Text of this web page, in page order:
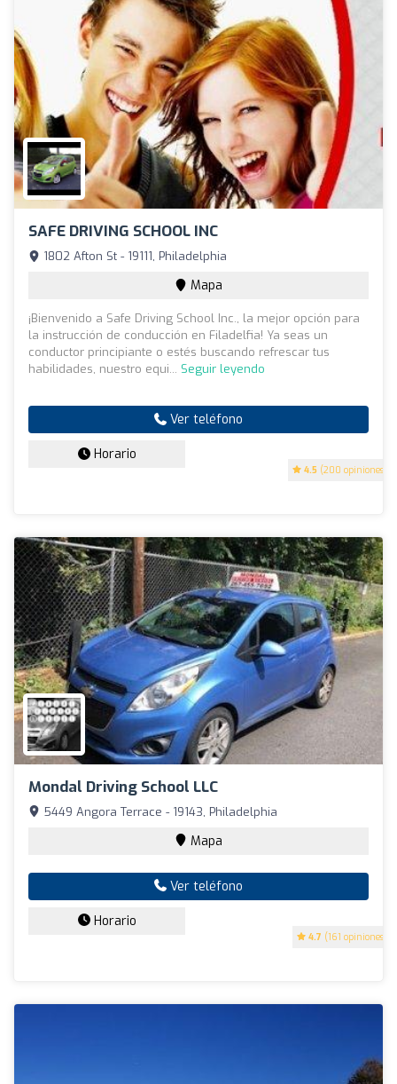
SAFE DRIVING SCHOOL INC
4.5 (200 opiniones)
1802 Afton St - 19111, Philadelphia
Mapa
¡Bienvenido a Safe Driving School Inc., la mejor opción para
la instrucción de conducción en Filadelfia! Ya seas un
conductor principiante o estés buscando refrescar tus
habilidades, nuestro equi... Seguir leyendo
Ver teléfono
Horario
Mondal Driving School LLC
4.7 (161 opiniones)
5449 Angora Terrace - 19143, Philadelphia
Mapa
Ver teléfono
Horario